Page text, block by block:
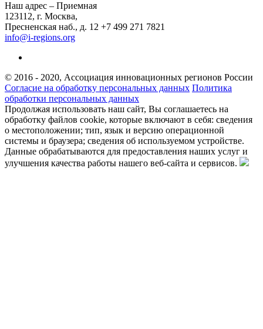
Наш адрес – Приемная
123112, г. Москва,
Пресненская наб., д. 12 +7 499 271 7821
info@i-regions.org
© 2016 - 2020, Ассоциация инновационных регионов России
Согласие на обработку персональных данных Политика
обработки персональных данных
Продолжая использовать наш сайт, Вы соглашаетесь на
обработку файлов cookie, которые включают в себя: сведения
о местоположении; тип, язык и версию операционной
системы и браузера; сведения об используемом устройстве.
Данные обрабатываются для предоставления наших услуг и
улучшения качества работы нашего веб-сайта и сервисов.